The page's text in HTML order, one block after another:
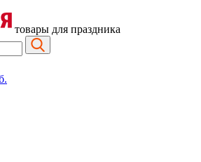
товары для праздника